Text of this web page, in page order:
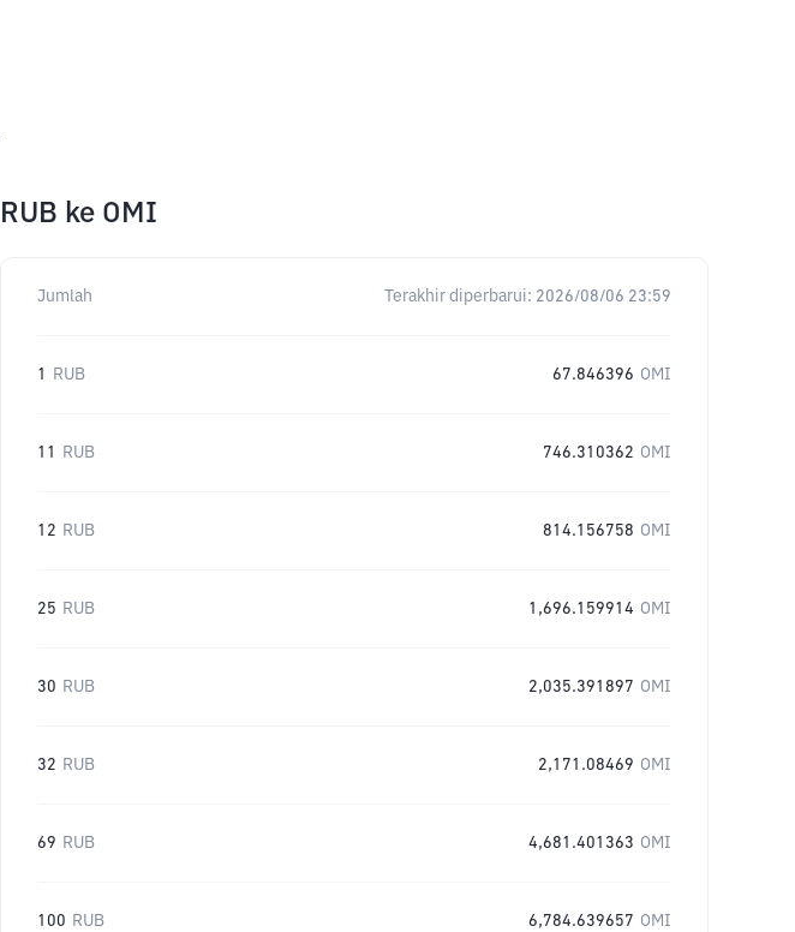
RUB ke OMI
Jumlah Terakhir diperbarui: 2026/08/06 23:59
1 RUB 67.846396 OMI
11 RUB 746.310362 OMI
12 RUB 814.156758 OMI
25 RUB 1,696.159914 OMI
30 RUB 2,035.391897 OMI
32 RUB 2,171.08469 OMI
69 RUB 4,681.401363 OMI
100 RUB 6,784.639657 OMI